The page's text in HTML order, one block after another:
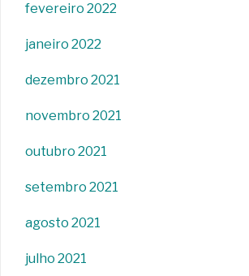
fevereiro 2022
janeiro 2022
dezembro 2021
novembro 2021
outubro 2021
setembro 2021
agosto 2021
julho 2021